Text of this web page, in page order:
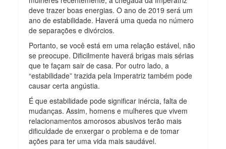
deve trazer boas energias. O ano de 2019 será um
ano de estabilidade. Haverá uma queda no número
de separações e divórcios.
Portanto, se você está em uma relação estável, não
se preocupe. Dificilmente haverá brigas mais sérias
que te façam sair de casa. Por outro lado, a
“estabilidade” trazida pela Imperatriz também pode
causar certa angústia.
É que estabilidade pode significar inércia, falta de
mudanças. Assim, homens e mulheres que vivem
relacionamentos amorosos abusivos terão mais
dificuldade de enxergar o problema e de tomar
ações para ter uma vida mais saudável.